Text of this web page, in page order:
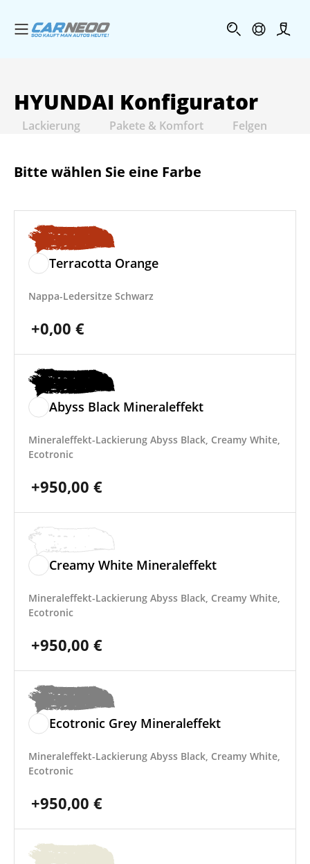
Menü öffnen
HYUNDAI Konfigurator
Lackierung Pakete & Komfort Felgen
Bitte wählen Sie eine Farbe
Terracotta Orange
Nappa-Ledersitze Schwarz
+0,00 €
Abyss Black Mineraleffekt
Mineraleffekt-Lackierung Abyss Black, Creamy White,
Ecotronic
+950,00 €
Creamy White Mineraleffekt
Mineraleffekt-Lackierung Abyss Black, Creamy White,
Ecotronic
+950,00 €
Ecotronic Grey Mineraleffekt
Mineraleffekt-Lackierung Abyss Black, Creamy White,
Ecotronic
+950,00 €